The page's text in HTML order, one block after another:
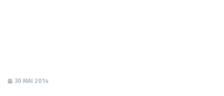
30 MAI 2014